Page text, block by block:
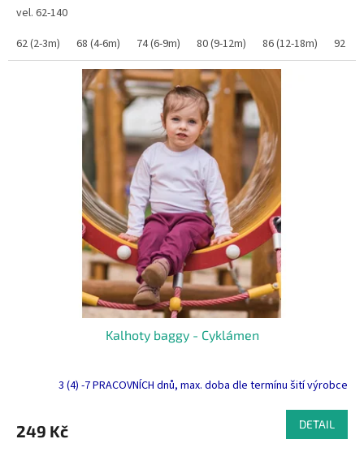
vel. 62-140
62 (2-3m)
68 (4-6m) 74 (6-9m) 80 (9-12m) 86 (12-18m) 92
Kalhoty baggy - Cyklámen
3 (4) -7 PRACOVNÍCH dnů, max. doba dle termínu šití výrobce
249 Kč DETAIL